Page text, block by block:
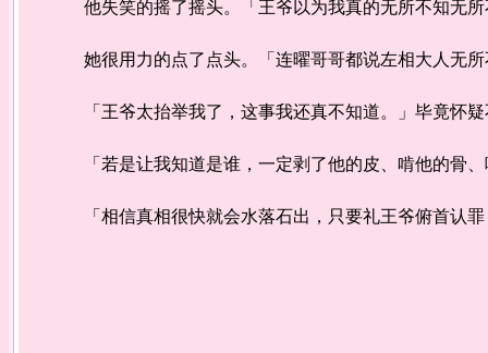
他失笑的摇了摇头。「王爷以为我真的无所不知无所
她很用力的点了点头。「连曜哥哥都说左相大人无所
「王爷太抬举我了，这事我还真不知道。」毕竟怀疑
「若是让我知道是谁，一定剥了他的皮、啃他的骨、
「相信真相很快就会水落石出，只要礼王爷俯首认罪